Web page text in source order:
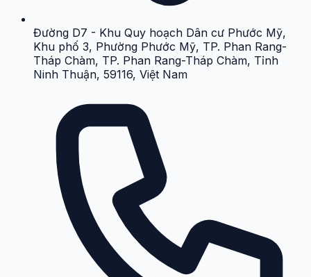
Đường D7 - Khu Quy hoạch Dân cư Phước Mỹ,
Khu phố 3, Phường Phước Mỹ, TP. Phan Rang-
Tháp Chàm, TP. Phan Rang-Tháp Chàm, Tỉnh
Ninh Thuận, 59116, Việt Nam